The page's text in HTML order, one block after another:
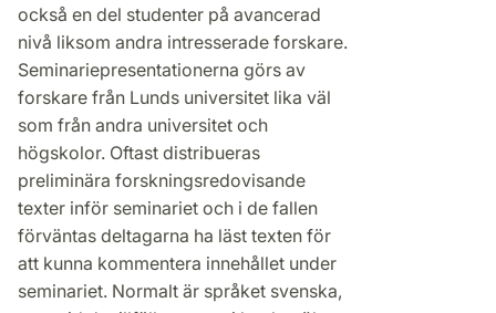
också en del studenter på avancerad
nivå liksom andra intresserade forskare.
Seminariepresentationerna görs av
forskare från Lunds universitet lika väl
som från andra universitet och
högskolor. Oftast distribueras
preliminära forskningsredovisande
texter inför seminariet och i de fallen
förväntas deltagarna ha läst texten för
att kunna kommentera innehållet under
seminariet. Normalt är språket svenska,